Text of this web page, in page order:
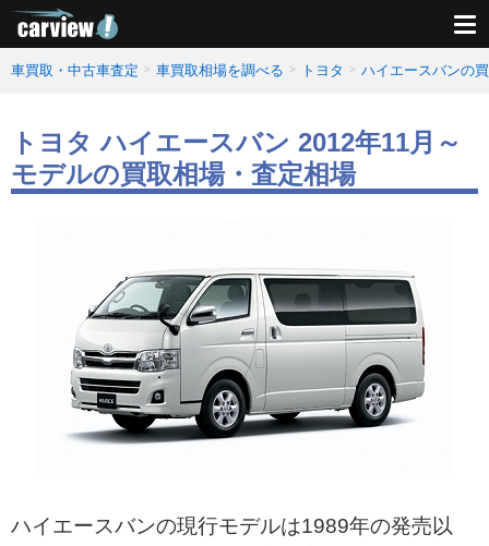
車買取・中古車査定 車買取相場を調べる トヨタ ハイエースバンの
トヨタ ハイエースバン 2012年11月～
モデルの買取相場・査定相場
ハイエースバンの現行モデルは1989年の発売以